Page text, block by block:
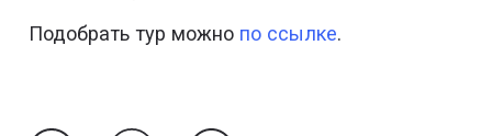
Подобрать тур можно по ссылке.